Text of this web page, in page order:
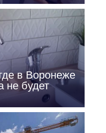
в Воронеже
не будет